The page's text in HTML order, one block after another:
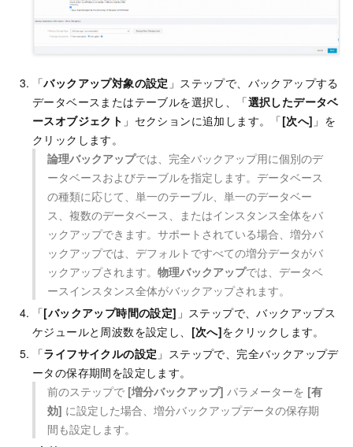
「バックアップ対象の設定 」ステップで、バックアップする
データベースまたはテーブルを選択し、「選択したデータベ
ースオブジェクト 」セクションに追加します。「[次へ] 」を
クリックします。
論理バックアップでは、完全バックアップ用に個別のデ
ータベースおよびテーブルを指定します。データベース
の種類に応じて、単一のテーブル、単一のデータベー
ス、複数のデータベース、またはインスタンス全体をバ
ックアップできます。サポートされている場合、増分バ
ックアップでは、デフォルトですべての増分データがバ
ックアップされます。 物理バックアップでは、データベ
ースインスタンス全体がバックアップされます。
「[バックアップ時間の設定] 」ステップで、バックアップス
ケジュールと周波数を設定し、 [次へ]をクリックします。
「ライフサイクルの設定 」ステップで、完全バックアップデ
ータの保存期間を設定します。
前のステップで [増分バックアップ] パラメーターを [有
効] に設定した場合、増分バックアップデータの保存期
間も設定します。